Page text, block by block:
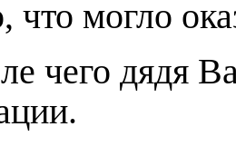
что могло
чего дядя